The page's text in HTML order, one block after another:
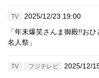
TV
2025/12/23 19:00
「年末爆笑さんま御殿!!お
名人祭」
TV フジテレビ
2025/12/